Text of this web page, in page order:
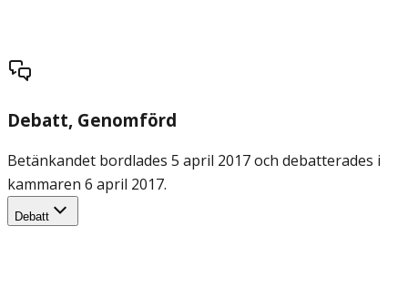
Debatt, Genomförd
Betänkandet bordlades 5 april 2017 och debatterades i
kammaren 6 april 2017.
Debatt